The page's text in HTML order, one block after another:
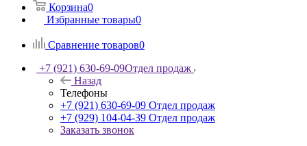
Корзина0
Избранные товары0
Сравнение товаров0
+7 (921) 630-69-09Отдел продаж
Назад
Телефоны
+7 (921) 630-69-09 Отдел продаж
+7 (929) 104-04-39 Отдел продаж
Заказать звонок